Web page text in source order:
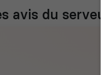
avis du serveur